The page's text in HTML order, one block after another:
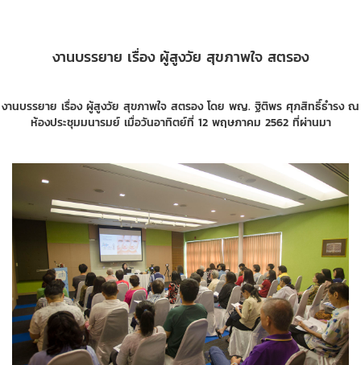
งานบรรยาย เรื่อง ผู้สูงวัย สุขภาพใจ สตรอง
งานบรรยาย เรื่อง ผู้สูงวัย สุขภาพใจ สตรอง โดย พญ. ฐิติพร ศุภสิทธิ์ธำรง ณ
ห้องประชุมมนารมย์ เมื่อวันอาทิตย์ที่ 12 พฤษภาคม 2562 ที่ผ่านมา